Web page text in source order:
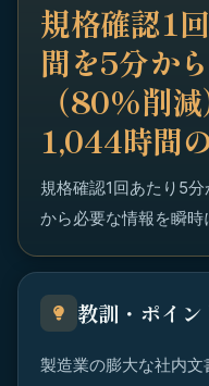
規格確認1
間を5分か
（80%削
1,044時間
規格確認1回あたり5
から必要な情報を瞬時
教訓・ポイン
製造業の膨大な社内